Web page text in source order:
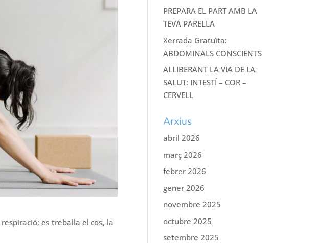
es treballa el cos, la
PREPARA EL PART AMB LA
TEVA PARELLA
Xerrada Gratuïta:
ABDOMINALS CONSCIENTS
ALLIBERANT LA VIA DE LA
SALUT: INTESTÍ – COR –
CERVELL
Arxius
abril 2026
març 2026
febrer 2026
gener 2026
novembre 2025
octubre 2025
setembre 2025